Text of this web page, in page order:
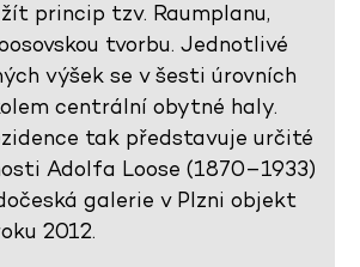
princip tzv. Raumplanu,
tvorbu. Jednotlivé
výšek se v šesti úrovních
centrální obytné haly.
tak představuje určité
Adolfa Loose (1870–1933)
galerie v Plzni objekt
2012.